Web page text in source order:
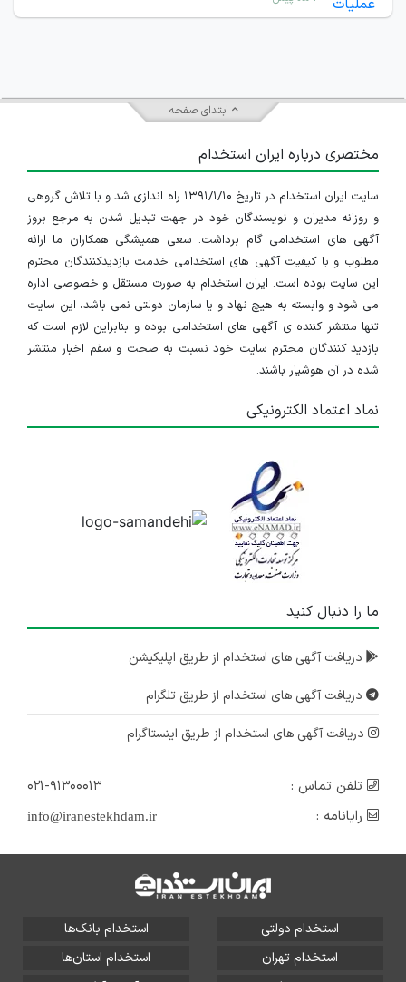
ابتدای صفحه
مختصری درباره ایران استخدام
سایت ایران استخدام در تاریخ ۱۳۹۱/۱/۱۰ راه اندازی شد و با تلاش گروهی
و روزانه مدیران و نویسندگان خود در جهت تبدیل شدن به مرجع بروز
آگهی های استخدامی گام برداشت. سعی همیشگی همکاران ما ارائه
مطلوب و با کیفیت آگهی های استخدامی خدمت بازدیدکنندگان محترم
این سایت بوده است. ایران استخدام به صورت مستقل و خصوصی اداره
می شود و وابسته به هیچ نهاد و یا سازمان دولتی نمی باشد، این سایت
تنها منتشر کننده ی آگهی های استخدامی بوده و بنابراین لازم است که
بازدید کنندگان محترم سایت خود نسبت به صحت و سقم اخبار منتشر
شده در آن هوشیار باشند.
نماد اعتماد الکترونیکی
ما را دنبال کنید
دریافت آگهی های استخدام از طریق اپلیکیشن
دریافت آگهی های استخدام از طریق تلگرام
دریافت آگهی های استخدام از طریق اینستاگرام
تلفن تماس :
۰۲۱-۹۱۳۰۰۰۱۳
رایانامه :
info@iranestekhdam.ir
استخدام دولتی
استخدام بانک‌ها
استخدام تهران
استخدام استان‌ها